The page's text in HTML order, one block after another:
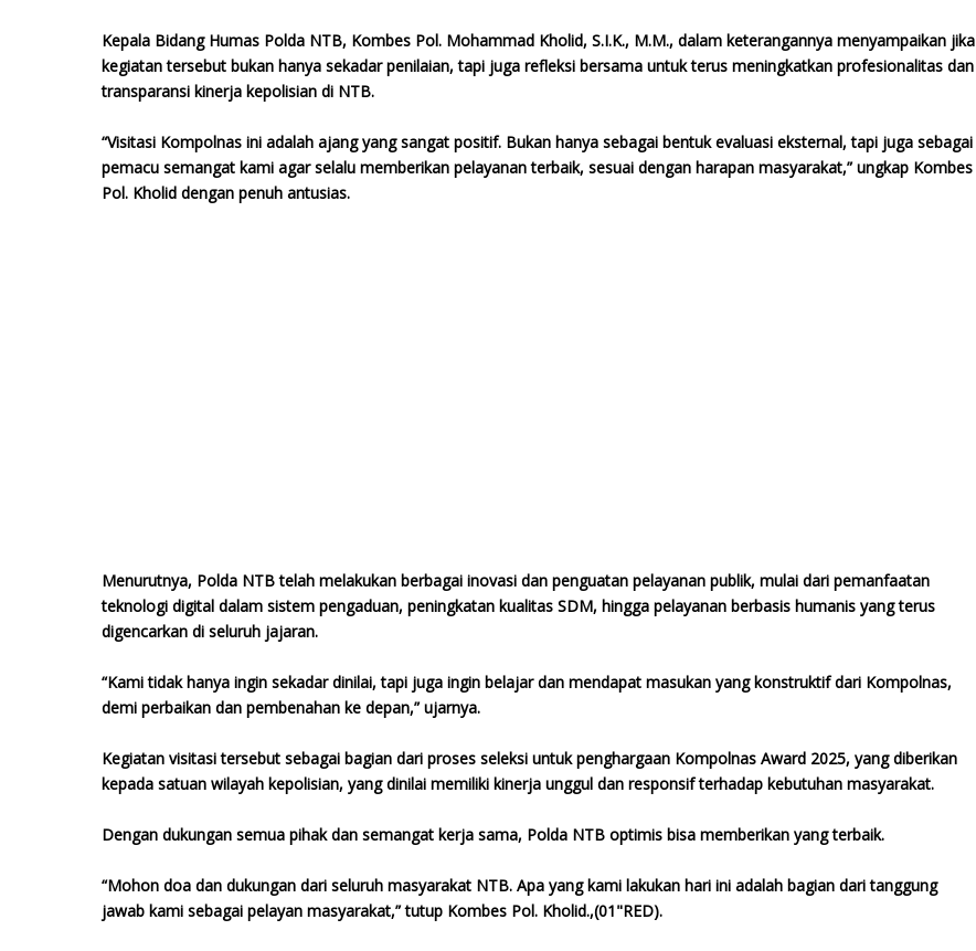
Kepala Bidang Humas Polda NTB, Kombes Pol. Mohammad Kholid, S.I.K., M.M., dalam keterangannya menyampaikan jika
kegiatan tersebut bukan hanya sekadar penilaian, tapi juga refleksi bersama untuk terus meningkatkan profesionalitas dan
transparansi kinerja kepolisian di NTB.
“Visitasi Kompolnas ini adalah ajang yang sangat positif. Bukan hanya sebagai bentuk evaluasi eksternal, tapi juga sebagai
pemacu semangat kami agar selalu memberikan pelayanan terbaik, sesuai dengan harapan masyarakat,” ungkap Kombes
Pol. Kholid dengan penuh antusias.
Menurutnya, Polda NTB telah melakukan berbagai inovasi dan penguatan pelayanan publik, mulai dari pemanfaatan
teknologi digital dalam sistem pengaduan, peningkatan kualitas SDM, hingga pelayanan berbasis humanis yang terus
digencarkan di seluruh jajaran.
“Kami tidak hanya ingin sekadar dinilai, tapi juga ingin belajar dan mendapat masukan yang konstruktif dari Kompolnas,
demi perbaikan dan pembenahan ke depan,” ujarnya.
Kegiatan visitasi tersebut sebagai bagian dari proses seleksi untuk penghargaan Kompolnas Award 2025, yang diberikan
kepada satuan wilayah kepolisian, yang dinilai memiliki kinerja unggul dan responsif terhadap kebutuhan masyarakat.
Dengan dukungan semua pihak dan semangat kerja sama, Polda NTB optimis bisa memberikan yang terbaik.
“Mohon doa dan dukungan dari seluruh masyarakat NTB. Apa yang kami lakukan hari ini adalah bagian dari tanggung
jawab kami sebagai pelayan masyarakat,” tutup Kombes Pol. Kholid.,(01"RED).